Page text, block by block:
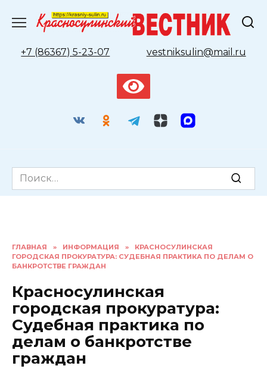
содержанию
+7 (86367) 5-23-07
vestniksulin@mail.ru
Search
for:
ГЛАВНАЯ » ИНФОРМАЦИЯ »
КРАСНОСУЛИНСКАЯ
ГОРОДСКАЯ ПРОКУРАТУРА: СУДЕБНАЯ ПРАКТИКА ПО ДЕЛАМ О
БАНКРОТСТВЕ ГРАЖДАН
Красносулинская
городская прокуратура:
Судебная практика по
делам о банкротстве
граждан